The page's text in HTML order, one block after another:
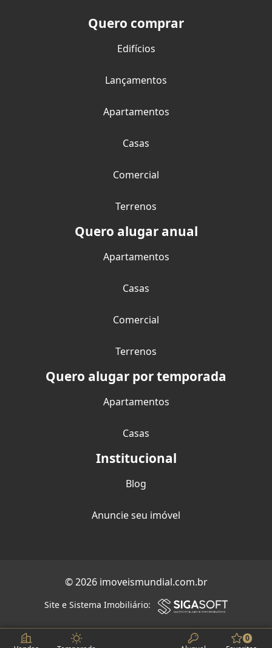
Quero comprar
Edifícios
Lançamentos
Apartamentos
Casas
Comercial
Terrenos
Quero alugar anual
Apartamentos
Casas
Comercial
Terrenos
Quero alugar por temporada
Apartamentos
Casas
Institucional
Blog
Anuncie seu imóvel
© 2026 imoveismundial.com.br
Site e Sistema Imobiliário:
0